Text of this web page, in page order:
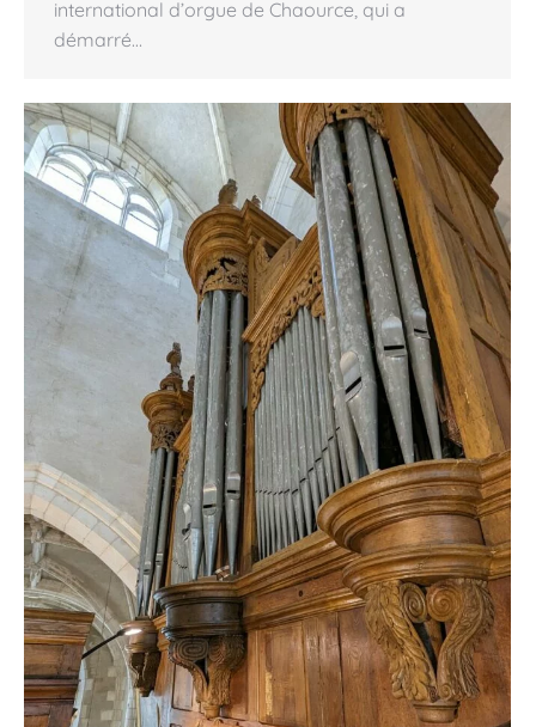
international d’orgue de Chaource, qui a
démarré…